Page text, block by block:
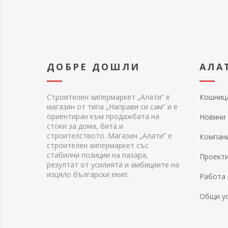
ДОБРЕ ДОШЛИ
Строителен хипермаркет „Алати” е
магазин от типа „Направи си сам” и е
ориентиран към продажбата на
стоки за дома, бита и
строителството. Магазин „Алати” е
строителен хипермаркет със
стабилни позиции на пазара,
резултат от усилията и амбициите на
изцяло български екип.
Новини
Проекти
Работа
Общи